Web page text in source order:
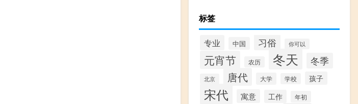
标签
专业 中国 习俗 你可以
元宵节 农历 冬天 冬季
北京 唐代 大学 学校 孩子
宋代 寓意 工作 年初